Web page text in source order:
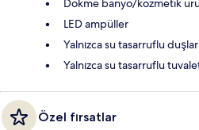
Dökme banyo/kozmetik
LED ampüller
Yalnızca su tasarruflu
Yalnızca su tasarruflu
Özel fırsatlar